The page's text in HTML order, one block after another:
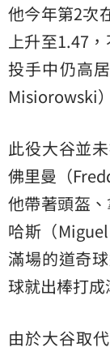
他今年第2次
上升至1.47
投手中仍高
Misiorowski
此役大谷並
佛里曼（
他帶著頭盔
哈斯（
滿場的道奇
球就出棒打成
由於大谷取